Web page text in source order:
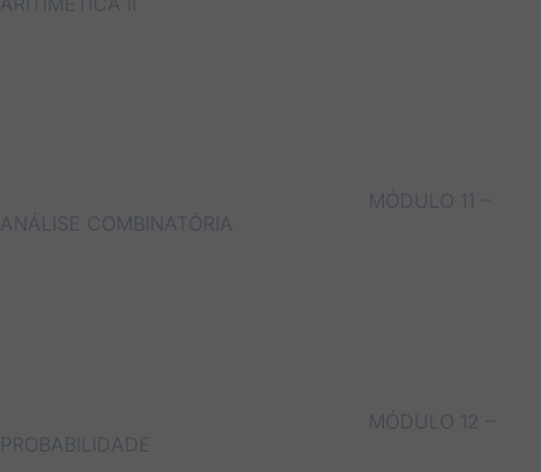
MÓDULO 11 –
ANÁLISE COMBINATÓRIA
MÓDULO 12 –
PROBABILIDADE